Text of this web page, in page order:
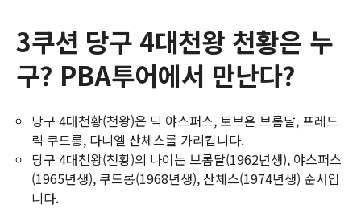
3쿠션 당구 4대천왕 천황은 누
구? PBA투어에서 만난다?
당구 4대천황(천왕)은 딕 야스퍼스, 토브욘 브롬달, 프레드
릭 쿠드롱, 다니엘 산체스를 가리킵니다.
당구 4대천왕(천황)의 나이는 브롬달(1962년생), 야스퍼스
(1965년생), 쿠드롱(1968년생), 산체스(1974년생) 순서입
니다.